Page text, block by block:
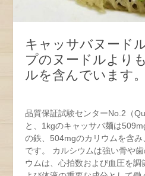
キャッサバヌード
プのヌードルより
ルを含んでいます。
品質保証試験センターNo.2（
と、1kgのキャッサバ麺は
の鉄、504mgのカリウムを含
です。 カルシウムは強い骨や
ウムは、心拍数および血圧を調